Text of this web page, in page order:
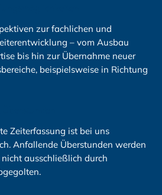
zur fachlichen und
– vom Ausbau
bis hin zur Übernahme neuer
beispielsweise in Richtung
Zeiterfassung ist bei uns
Anfallende Überstunden werden
ausschließlich durch